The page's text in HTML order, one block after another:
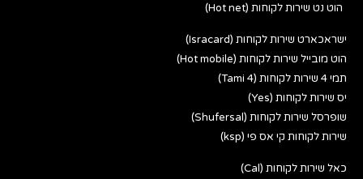
הוט נט שירות לקוחות (Hot net)
ישראכארט שירות לקוחות (Isracard)
הוט מובייל שירות לקוחות (Hot mobile)
תמי 4 שירות לקוחות (Tami 4)
יס שירות לקוחות (Yes)
שופרסל שירות לקוחות (Shufersal)
שירות לקוחות קי אס פי (ksp)
כאל שירות לקוחות (Cal)